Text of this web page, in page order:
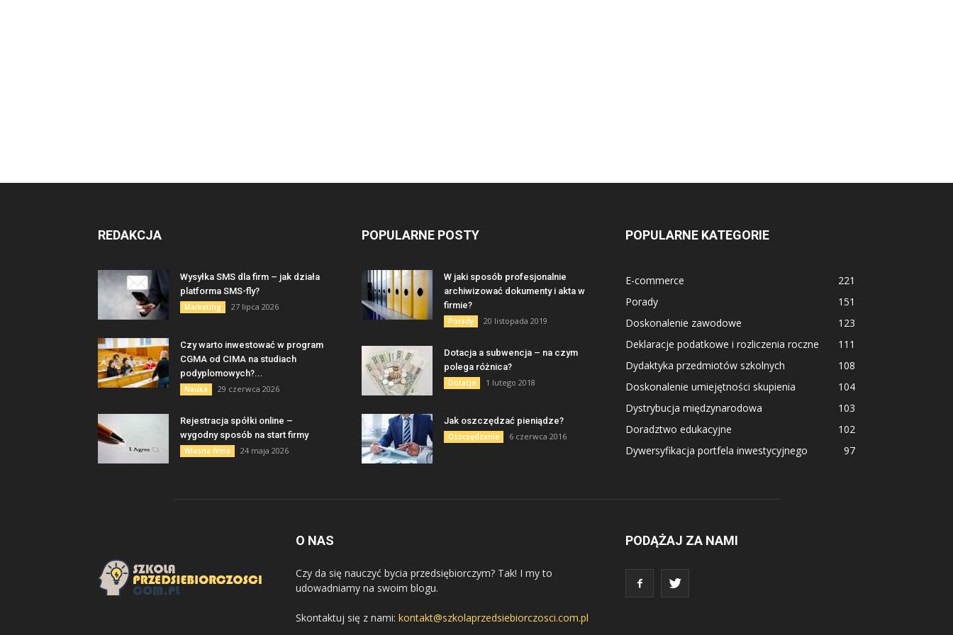
REDAKCJA
Wysyłka SMS dla firm – jak działa
platforma SMS-fly?
Marketing 27 lipca 2026
Czy warto inwestować w program
CGMA od CIMA na studiach
podyplomowych?...
Nauka 29 czerwca 2026
Rejestracja spółki online –
wygodny sposób na start firmy
Własna firma 24 maja 2026
POPULARNE POSTY
W jaki sposób profesjonalnie
archiwizować dokumenty i akta w
firmie?
Porady 20 listopada 2019
Dotacja a subwencja – na czym
polega różnica?
Dotacje 1 lutego 2018
Jak oszczędzać pieniądze?
Oszczędzanie 6 czerwca 2016
POPULARNE KATEGORIE
E-commerce
221
Porady
151
Doskonalenie zawodowe
123
Deklaracje podatkowe i rozliczenia roczne
111
Dydaktyka przedmiotów szkolnych
108
Doskonalenie umiejętności skupienia
104
Dystrybucja międzynarodowa
103
Doradztwo edukacyjne
102
Dywersyfikacja portfela inwestycyjnego
97
O NAS
Czy da się nauczyć bycia przedsiębiorczym? Tak! I my to
udowadniamy na swoim blogu.
Skontaktuj się z nami: kontakt@szkolaprzedsiebiorczosci.com.pl
PODĄŻAJ ZA NAMI